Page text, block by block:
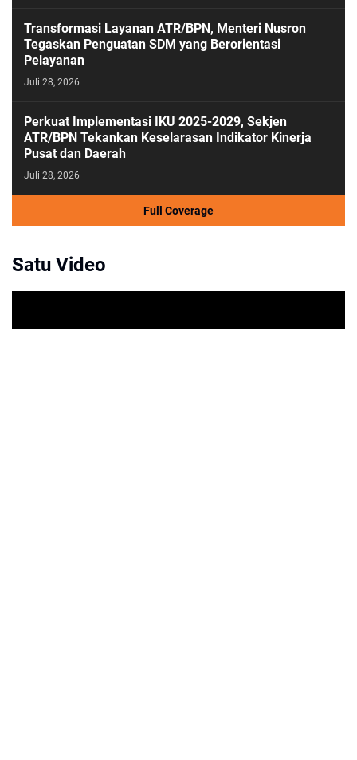
Transformasi Layanan ATR/BPN, Menteri Nusron
Tegaskan Penguatan SDM yang Berorientasi
Pelayanan
Juli 28, 2026
Perkuat Implementasi IKU 2025-2029, Sekjen
ATR/BPN Tekankan Keselarasan Indikator Kinerja
Pusat dan Daerah
Juli 28, 2026
Full Coverage
Satu Video